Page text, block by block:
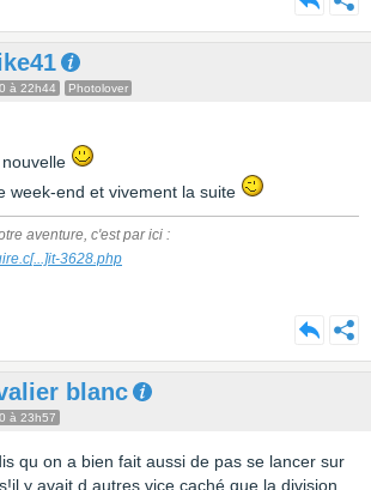
à 22h44 Photolover
week-end et vivement la suite
aventure, c'est par ici :
[...]it-3628.php
blanc
à 23h57
qu on a bien fait aussi de pas se lancer sur
y avait d autres vice caché que la division